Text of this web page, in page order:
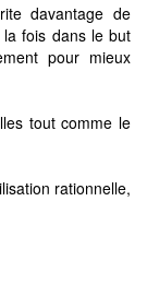
davantage de
fois dans le but
pour mieux
tout comme le
rationnelle,